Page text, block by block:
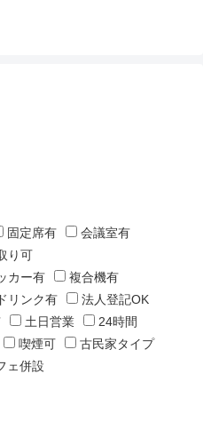
固定席有
会議室有
り可
カー有
複合機有
リンク有
法人登記OK
土日営業
24時間
喫煙可
古民家タイプ
ェ併設